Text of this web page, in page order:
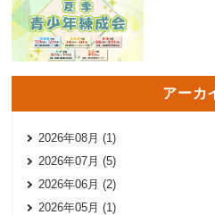
アーカ
2026年08月 (1)
2026年07月 (5)
2026年06月 (2)
2026年05月 (1)